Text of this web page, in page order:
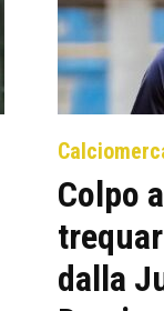
Colpo
dalla